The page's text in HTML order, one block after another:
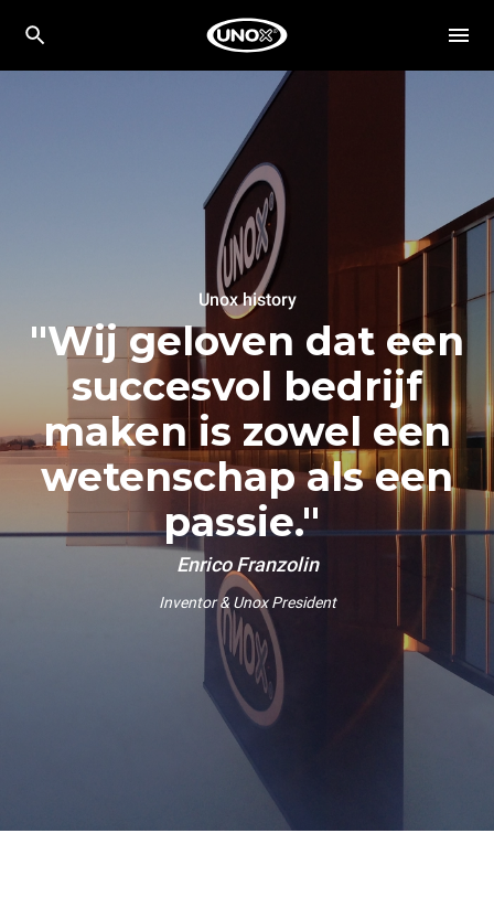
Unox history
"Wij geloven dat een
succesvol bedrijf
maken is zowel een
wetenschap als een
passie."
Enrico Franzolin
Inventor & Unox President